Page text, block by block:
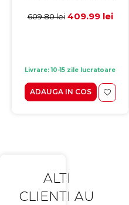
609.80 lei 409.99 lei
Livrare: 10-15 zile lucratoare
ADAUGA IN COS
ALTI
CLIENTI AU